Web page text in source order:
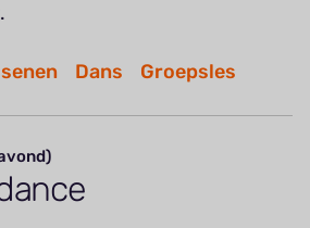
Dans Groepsles